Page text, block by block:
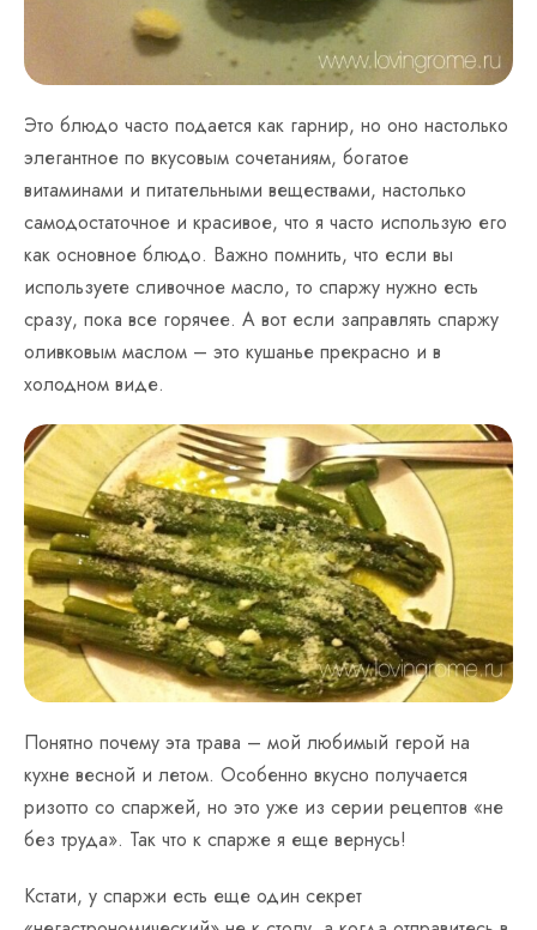
Это блюдо часто подается как гарнир, но оно настолько
элегантное по вкусовым сочетаниям, богатое
витаминами и питательными веществами, настолько
самодостаточное и красивое, что я часто использую его
как основное блюдо. Важно помнить, что если вы
используете сливочное масло, то спаржу нужно есть
сразу, пока все горячее. А вот если заправлять спаржу
оливковым маслом – это кушанье прекрасно и в
холодном виде.
Понятно почему эта трава – мой любимый герой на
кухне весной и летом. Особенно вкусно получается
ризотто со спаржей, но это уже из серии рецептов «не
без труда». Так что к спарже я еще вернусь!
Кстати, у спаржи есть еще один секрет